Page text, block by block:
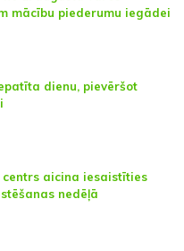
mācību piederumu iegādei
dienu, pievēršot
aicina iesaistīties
nedēļā